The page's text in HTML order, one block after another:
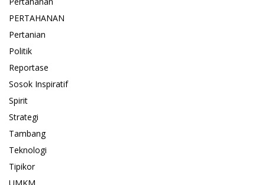
PERTAHANAN
Pertanian
Politik
Reportase
Sosok Inspiratif
Spirit
Strategi
Tambang
Teknologi
Tipikor
UMKM